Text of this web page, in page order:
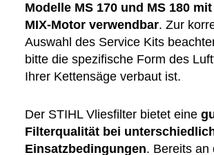
Modelle MS 170 und MS 180
MIX-Motor verwendbar. Zur
Auswahl des Service Kits
bitte die spezifische Form des
Ihrer Kettensäge verbaut ist.
Der STIHL Vliesfilter bietet eine
Filterqualität bei
Einsatzbedingungen. Bereits an